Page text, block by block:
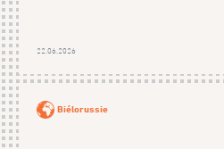
22.06.2026
Biélorussie